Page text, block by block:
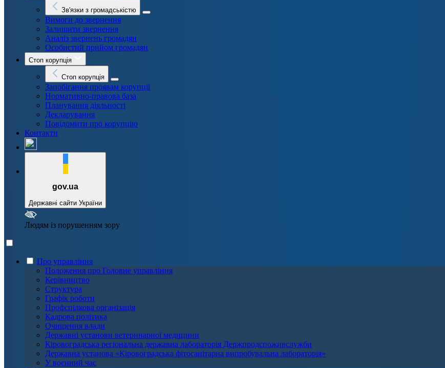
Зв'язки з громадськістю
Вимоги до звернення
Залишити звернення
Аналіз звернень громадян
Особистий прийом громадян
Стоп корупція
Стоп корупція
Запобігання проявам корупції
Нормативно-правова база
Планування діяльності
Декларування
Повідомити про корупцію
Контакти
gov.ua
Державні сайти України
Людям із порушенням зору
Про управління
Положення про Головне управління
Керівництво
Структура
Графік роботи
Профспілкова організація
Кадрова політика
Очищення влади
Державні установи ветеринарної медицини
Кіровоградська регіональна державна лабораторія Держпродспоживслужби
Державна установа «Кіровоградська фітосанітарна випробувальна лабораторія»
У воєнний час